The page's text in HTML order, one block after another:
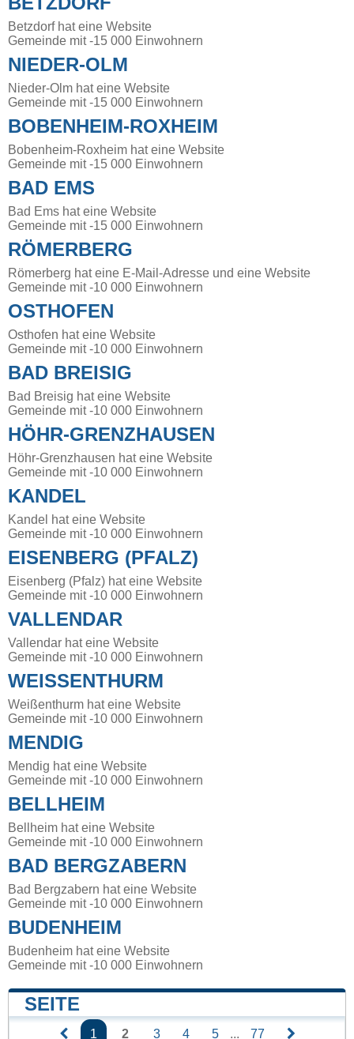
Betzdorf hat eine Website
Gemeinde mit -15 000 Einwohnern
NIEDER-OLM
Nieder-Olm hat eine Website
Gemeinde mit -15 000 Einwohnern
BOBENHEIM-ROXHEIM
Bobenheim-Roxheim hat eine Website
Gemeinde mit -15 000 Einwohnern
BAD EMS
Bad Ems hat eine Website
Gemeinde mit -15 000 Einwohnern
RÖMERBERG
Römerberg hat eine E-Mail-Adresse und eine Website
Gemeinde mit -10 000 Einwohnern
OSTHOFEN
Osthofen hat eine Website
Gemeinde mit -10 000 Einwohnern
BAD BREISIG
Bad Breisig hat eine Website
Gemeinde mit -10 000 Einwohnern
HÖHR-GRENZHAUSEN
Höhr-Grenzhausen hat eine Website
Gemeinde mit -10 000 Einwohnern
KANDEL
Kandel hat eine Website
Gemeinde mit -10 000 Einwohnern
EISENBERG (PFALZ)
Eisenberg (Pfalz) hat eine Website
Gemeinde mit -10 000 Einwohnern
VALLENDAR
Vallendar hat eine Website
Gemeinde mit -10 000 Einwohnern
WEISSENTHURM
Weißenthurm hat eine Website
Gemeinde mit -10 000 Einwohnern
MENDIG
Mendig hat eine Website
Gemeinde mit -10 000 Einwohnern
BELLHEIM
Bellheim hat eine Website
Gemeinde mit -10 000 Einwohnern
BAD BERGZABERN
Bad Bergzabern hat eine Website
Gemeinde mit -10 000 Einwohnern
BUDENHEIM
Budenheim hat eine Website
Gemeinde mit -10 000 Einwohnern
SEITE
1 2 3 4 5 ... 77